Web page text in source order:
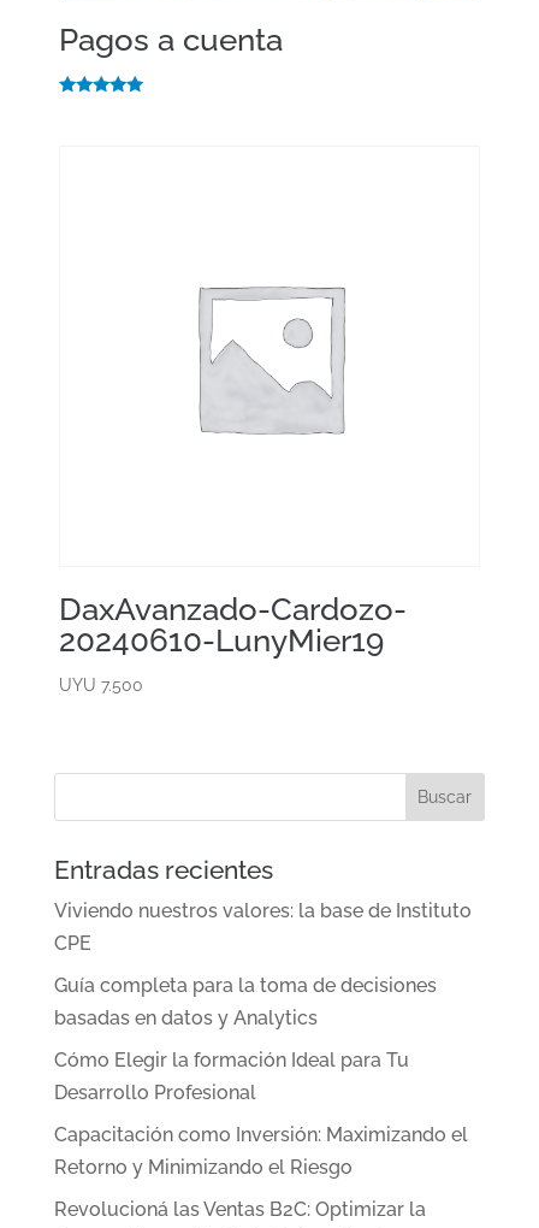
Pagos a cuenta
DaxAvanzado-Cardozo-
20240610-LunyMier19
UYU 7.500
Entradas recientes
Viviendo nuestros valores: la base de Instituto
CPE
Guía completa para la toma de decisiones
basadas en datos y Analytics
Cómo Elegir la formación Ideal para Tu
Desarrollo Profesional
Capacitación como Inversión: Maximizando el
Retorno y Minimizando el Riesgo
Revolucioná las Ventas B2C: Optimizar la